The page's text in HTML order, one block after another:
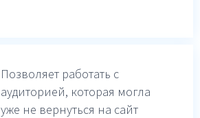
Позволяет работать с
аудиторией, которая могла
уже не вернуться на сайт